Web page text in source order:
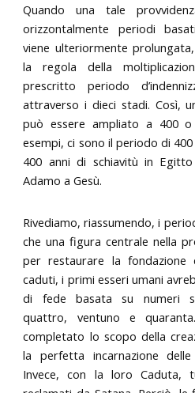
Quando una tale
orizzontalmente periodi
viene ulteriormente
la regola della
prescritto periodo
attraverso i dieci stadi. Così,
può essere ampliato a 400 o
esempi, ci sono il periodo di
400 anni di schiavitù in
Adamo a Gesù.
Rivediamo, riassumendo, i
che una figura centrale nella
per restaurare la
caduti, i primi esseri umani
di fede basata su numeri
quattro, ventuno e
completato lo scopo della
la perfetta incarnazione
Invece, con la loro Caduta,